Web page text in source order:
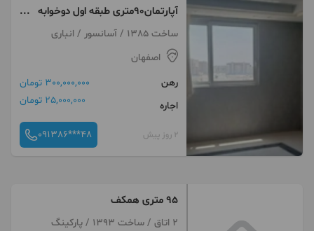
آپارتمان۹۰متری طبقه اول دوخوابه
آسانسودار نیکبخت
ساخت 1385 / آسانسور / انباری
اصفهان
رهن
300,000,000 تومان
اجاره
25,000,000 تومان
2 روز پیش 091386***48
۹۵ متری همکف
2 اتاق / ساخت 1393 / پارکینگ